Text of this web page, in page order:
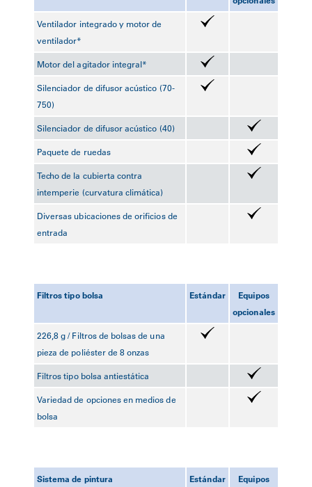
Ventilador integrado y motor de
ventilador*
Motor del agitador integral*
Silenciador de difusor acústico (70-
750)
Silenciador de difusor acústico (40)
Paquete de ruedas
Techo de la cubierta contra
intemperie (curvatura climática)
Diversas ubicaciones de orificios de
entrada
Filtros tipo bolsa Estándar
Equipos
opcionales
226,8 g / Filtros de bolsas de una
pieza de poliéster de 8 onzas
Filtros tipo bolsa antiestática
Variedad de opciones en medios de
bolsa
Sistema de pintura Estándar Equipos